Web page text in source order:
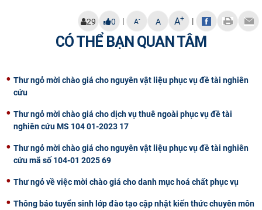
29 0 | A- A A+ |
CÓ THỂ BẠN QUAN TÂM
Thư ngỏ mời chào giá cho nguyên vật liệu phục vụ đề tài nghiên
cứu
Thư ngỏ mời chào giá cho dịch vụ thuê ngoài phục vụ đề tài
nghiên cứu MS 104 01-2023 17
Thư ngỏ mời chào giá cho nguyên vật liệu phục vụ đề tài nghiên
cứu mã số 104-01 2025 69
Thư ngỏ về việc mời chào giá cho danh mục hoá chất phục vụ
Thông báo tuyển sinh lớp đào tạo cập nhật kiến thức chuyên môn